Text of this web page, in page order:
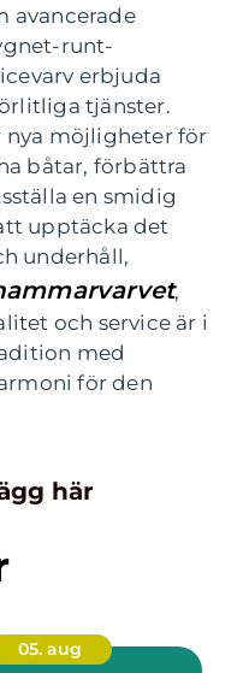
avancerade
runt-
erbjuda
tjänster.
nya möjligheter för
båtar, förbättra
en smidig
upptäcka det
underhåll,
,
och service är i
med
för den
här
05. aug